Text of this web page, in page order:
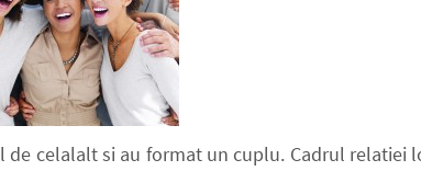
celalalt si au format un cuplu. Cadrul relatiei